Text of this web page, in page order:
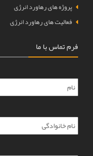
پروژه های رهاورد انرژی
فعالیت های رهاورد انرژی
فرم تماس با ما